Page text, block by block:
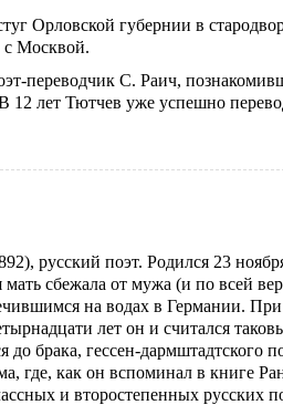
Орловской губернии в
Москвой.
переводчик С. Раич,
лет Тютчев уже успешно
русский поэт. Родился 23
сбежала от мужа (и по всей
на водах в Германии.
лет он и считался
до брака, гессен-дармштадтского
где, как он вспоминал в книге
и второстепенных русских